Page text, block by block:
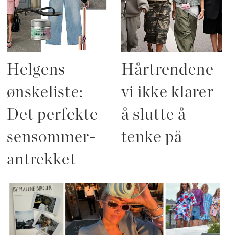
Helgens
ønskeliste:
Det perfekte
sensommer-
antrekket
Hårtrendene
vi ikke klarer
å slutte å
tenke på